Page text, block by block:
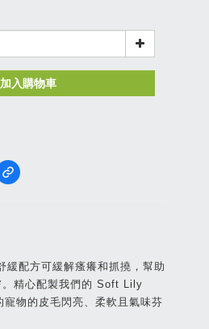
加入購物車
緩配方可緩解瘙癢和抓撓，幫助
。精心配製我們的 Soft Lily
物的皮毛閃亮、柔軟且氣味芬